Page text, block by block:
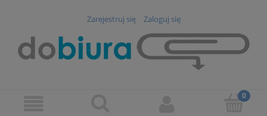
Zarejestruj się Zaloguj się